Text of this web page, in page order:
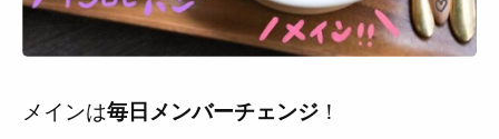
メインは毎日メンバーチェンジ ！